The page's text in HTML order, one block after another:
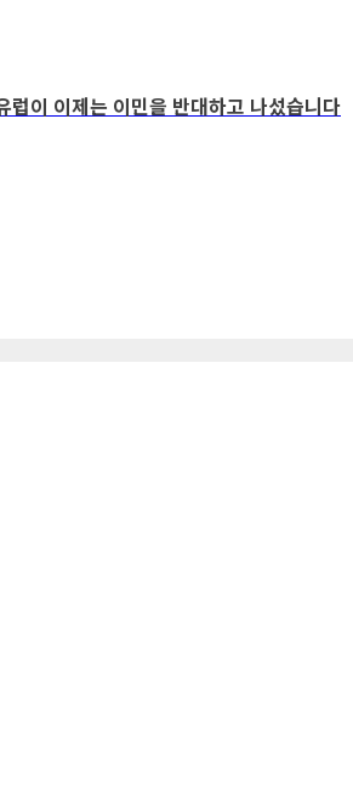
이 이제는 이민을 반대하고 나섰습니다